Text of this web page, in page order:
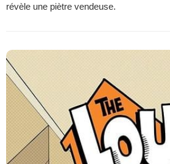
révèle une piètre vendeuse.